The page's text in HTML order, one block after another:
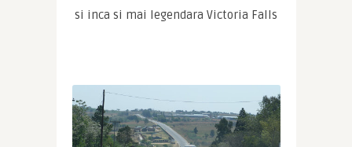
si inca si mai legendara Victoria Falls